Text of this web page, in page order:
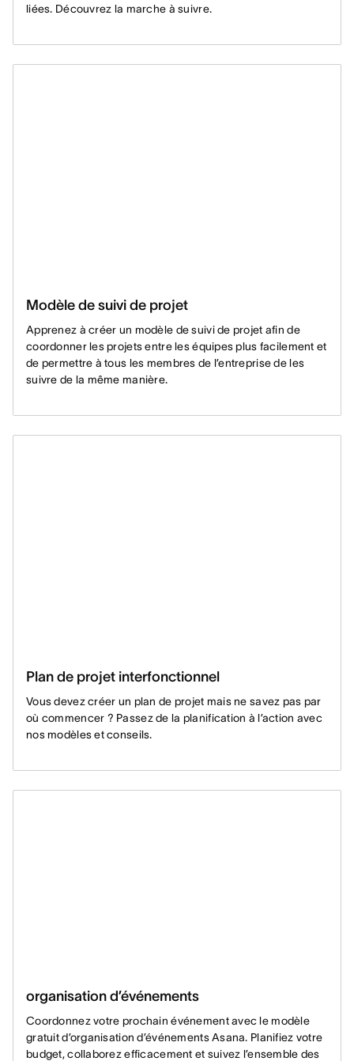
liées. Découvrez la marche à suivre.
Modèle de suivi de projet
Apprenez à créer un modèle de suivi de projet afin de
coordonner les projets entre les équipes plus facilement et
de permettre à tous les membres de l’entreprise de les
suivre de la même manière.
Plan de projet interfonctionnel
Vous devez créer un plan de projet mais ne savez pas par
où commencer ? Passez de la planification à l’action avec
nos modèles et conseils.
organisation d’événements
Coordonnez votre prochain événement avec le modèle
gratuit d’organisation d’événements Asana. Planifiez votre
budget, collaborez efficacement et suivez l’ensemble des